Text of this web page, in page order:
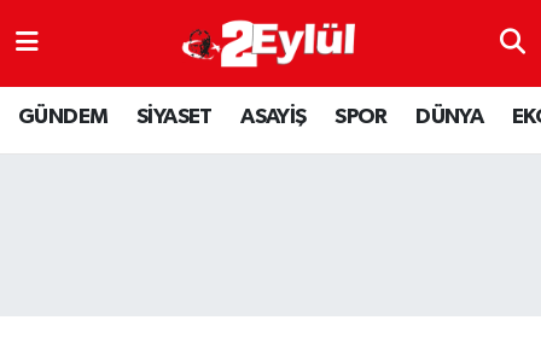
GÜNDEM SİYASET ASAYİŞ SPOR DÜNYA
ASAYİŞ
DÜNYA
Nöbetçi Eczaneler
Hava Durumu